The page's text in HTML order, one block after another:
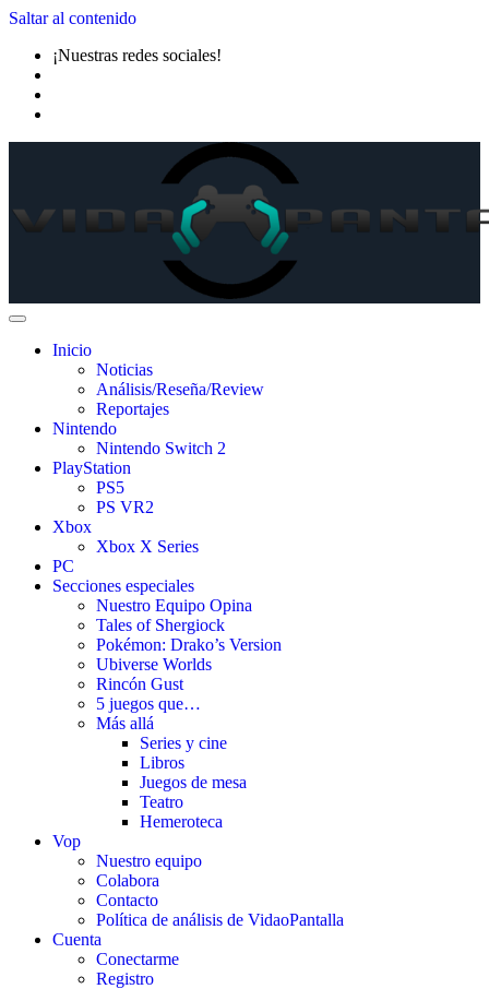
Saltar al contenido
¡Nuestras redes sociales!
Inicio
Noticias
Análisis/Reseña/Review
Reportajes
Nintendo
Nintendo Switch 2
PlayStation
PS5
PS VR2
Xbox
Xbox X Series
PC
Secciones especiales
Nuestro Equipo Opina
Tales of Shergiock
Pokémon: Drako’s Version
Ubiverse Worlds
Rincón Gust
5 juegos que…
Más allá
Series y cine
Libros
Juegos de mesa
Teatro
Hemeroteca
Vop
Nuestro equipo
Colabora
Contacto
Política de análisis de VidaoPantalla
Cuenta
Conectarme
Registro